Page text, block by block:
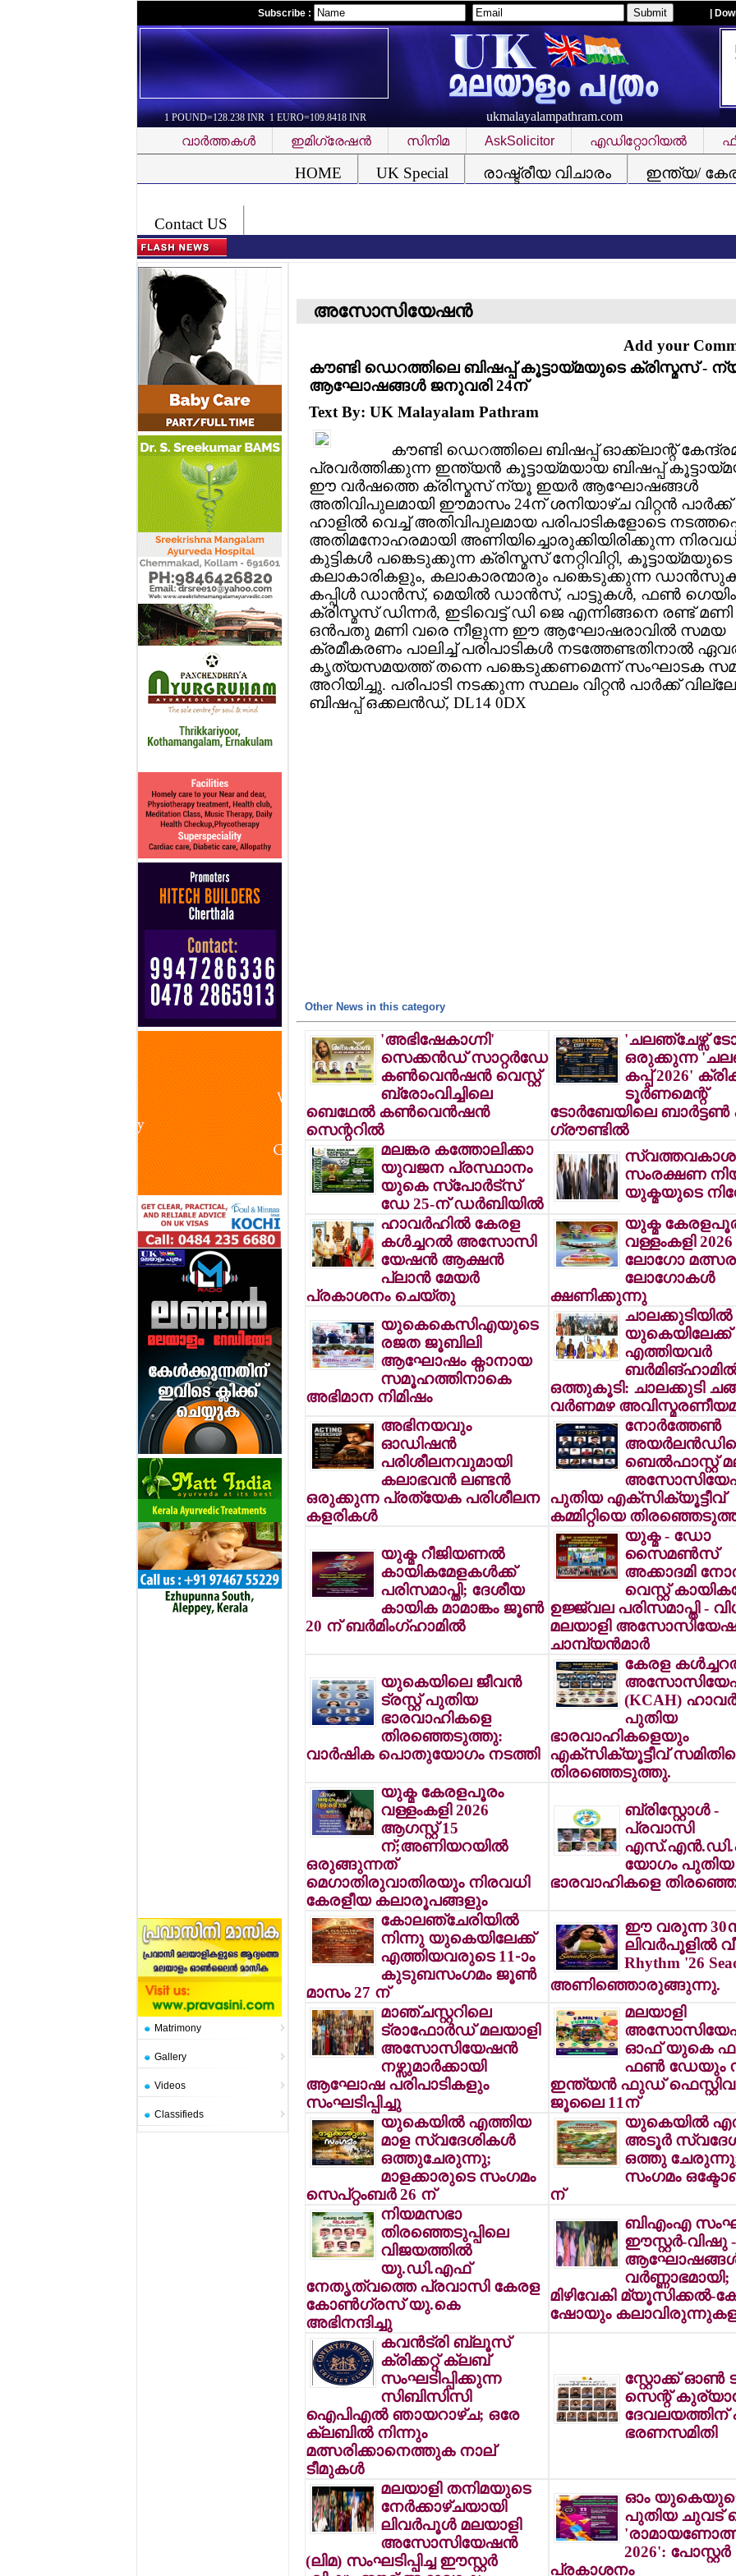
Subscribe : |
1 POUND=128.238 INR 1 EURO=109.8418 INR ukmalayalampathram.com
വാര്‍ത്തകള്‍ ഇമിഗ്രേഷന്‍ സിനിമ AskSolicitor എഡിറ്റോറിയല്‍
HOME UK Special രാഷ്ട്രീയ വിചാരം
ഇന്ത്യ/
Contact US
Matrimony
Gallery
Videos
Classifieds
അസോസിയേഷന്‍
Add your
കൗണ്ടി ഡെറത്തിലെ ബിഷപ്പ് കൂട്ടായ്മയുടെ ക്രിസ്മസ് -
ആഘോഷങ്ങള്‍ ജനുവരി 24ന്
Text By: UK Malayalam Pathram
കൗണ്ടി ഡെറത്തിലെ ബിഷപ്പ് ഓക്ക്‌ലാന്റ്
പ്രവര്‍ത്തിക്കുന്ന ഇന്ത്യന്‍ കൂട്ടായ്മയായ ബിഷപ്പ്
ഈ വര്‍ഷത്തെ ക്രിസ്മസ് ന്യൂ ഇയര്‍ ആഘോഷങ്ങള്‍
അതിവിപുലമായി ഈമാസം 24ന് ശനിയാഴ്ച വിറ്റന്‍ പാര്‍ക്ക്
ഹാളില്‍ വെച്ച് അതിവിപുലമായ പരിപാടികളോടെ
അതിമനോഹരമായി അണിയിച്ചൊരുക്കിയിരിക്കുന്ന
കുട്ടികള്‍ പങ്കെടുക്കുന്ന ക്രിസ്മസ് നേറ്റിവിറ്റി, കൂട്ടായ്മയുടെ
കലാകാരികളും, കലാകാരന്മാരും പങ്കെടുക്കുന്ന
കപ്പിള്‍ ഡാന്‍സ്, മെയില്‍ ഡാന്‍സ്, പാട്ടുകള്‍, ഫണ്‍
ക്രിസ്മസ് ഡിന്നര്‍, ഇടിവെട്ട് ഡി ജെ എന്നിങ്ങനെ രണ്ട്
ഒന്‍പതു മണി വരെ നീളുന്ന ഈ ആഘോഷരാവില്‍ സമയ
ക്രമീകരണം പാലിച്ച് പരിപാടികള്‍ നടത്തേണ്ടതിനാല്‍
കൃത്യസമയത്ത് തന്നെ പങ്കെടുക്കണമെന്ന് സംഘാടക
അറിയിച്ചു. പരിപാടി നടക്കുന്ന സ്ഥലം വിറ്റന്‍ പാര്‍ക്ക്
ബിഷപ്പ് ഒക്കലന്‍ഡ്, DL14 0DX
Other News in this category
'അഭിഷേകാഗ്നി'
സെക്കന്‍ഡ് സാറ്റര്‍ഡേ
കണ്‍വെന്‍ഷന്‍ വെസ്റ്റ്
ബ്രോംവിച്ചിലെ
ബെഥേല്‍ കണ്‍വെന്‍ഷന്‍
സെന്ററില്‍
'ചലഞ്ചേഴ്സ്
ഒരുക്കുന്ന
കപ്പ് 2026'
ടൂര്‍ണമെന്റ്
ടോര്‍ബേയിലെ ബാര്‍ട്ടണ്‍
ഗ്രൗണ്ടില്‍
മലങ്കര കത്തോലിക്കാ
യുവജന പ്രസ്ഥാനം
യുകെ സ്പോര്‍ട്സ്
ഡേ 25-ന് ഡര്‍ബിയില്‍
സ്വത്തവകാശ
സംരക്ഷണ
യുക്മയുടെ
ഹാവര്‍ഹില്‍ കേരള
കള്‍ച്ചറല്‍ അസോസി
യേഷന്‍ ആക്ഷന്‍
പ്ലാന്‍ മേയര്‍
പ്രകാശനം ചെയ്തു
യുക്മ
വള്ളംകളി 2026
ലോഗോ
ലോഗോകള്‍
ക്ഷണിക്കുന്നു
യുകെകെസിഎയുടെ
രജത ജൂബിലി
ആഘോഷം ക്നാനായ
സമൂഹത്തിനാകെ
അഭിമാന നിമിഷം
ചാലക്കുടിയില്‍
യുകെയിലേക്ക്
എത്തിയവര്‍
ഒത്തുകൂടി: ചാലക്കുടി
വര്‍ണമഴ
അഭിനയവും
ഓഡിഷന്‍
പരിശീലനവുമായി
കലാഭവന്‍ ലണ്ടന്‍
ഒരുക്കുന്ന പ്രത്യേക പരിശീലന
കളരികള്‍
നോര്‍ത്തേണ്‍
ബെല്‍ഫാസ്റ്റ്
പുതിയ എക്സിക്യൂട്ടീവ്
കമ്മിറ്റിയെ
യുക്മ റീജിയണല്‍
കായികമേളകള്‍ക്ക്
പരിസമാപ്തി; ദേശീയ
കായിക മാമാങ്കം ജൂണ്‍
20 ന് ബര്‍മിംഗ്ഹാമില്‍
യുക്മ - ഡോ
സൈമണ്‍സ്
അക്കാദമി
വെസ്റ്റ്
ഉജ്ജ്വല പരിസമാപ്തി -
മലയാളി
ചാമ്പ്യന്‍മാര്‍
യുകെയിലെ ജീവന്‍
ട്രസ്റ്റ് പുതിയ
ഭാരവാഹികളെ
തിരഞ്ഞെടുത്തു:
വാര്‍ഷിക പൊതുയോഗം നടത്തി
കേരള
(KCAH)
പുതിയ
ഭാരവാഹികളെയും
എക്സിക്യൂട്ടീവ്
തിരഞ്ഞെടുത്തു.
യുക്മ കേരളപൂരം
വള്ളംകളി 2026
ആഗസ്റ്റ് 15
ന്;അണിയറയില്‍
ഒരുങ്ങുന്നത്
മെഗാതിരുവാതിരയും നിരവധി
കേരളീയ കലാരൂപങ്ങളും
ബ്രിസ്റ്റോള്‍ -
പ്രവാസി
യോഗം പുതിയ
ഭാരവാഹികളെ
കോലഞ്ചേരിയില്‍
നിന്നു യുകെയിലേക്ക്
എത്തിയവരുടെ 11-ാം
കുടുബസംഗമം ജൂണ്‍
മാസം 27 ന്
ഈ വരുന്ന
ലിവര്‍പൂളില്‍
Rhythm '26
അണിഞ്ഞൊരുങ്ങുന്നു.
മാഞ്ചസ്റ്ററിലെ
ട്രാഫോര്‍ഡ് മലയാളി
അസോസിയേഷന്‍
നഴ്സുമാര്‍ക്കായി
ആഘോഷ പരിപാടികളും
സംഘടിപ്പിച്ചു
മലയാളി
ഓഫ് യുകെ
ഫണ്‍ ഡേയും
ഇന്ത്യന്‍ ഫുഡ്
ജൂലൈ 11ന്
യുകെയില്‍ എത്തിയ
മാള സ്വദേശികള്‍
ഒത്തുചേരുന്നു;
മാളക്കാരുടെ സംഗമം
സെപ്റ്റംബര്‍ 26 ന്
യുകെയില്‍
അടൂര്‍
ഒത്തു
സംഗമം
ന്
നിയമസഭാ
തിരഞ്ഞെടുപ്പിലെ
വിജയത്തില്‍
യു.ഡി.എഫ്
നേതൃത്വത്തെ പ്രവാസി കേരള
കോണ്‍ഗ്രസ് യു.കെ
അഭിനന്ദിച്ചു
ബിഎംഎ
ഈസ്റ്റര്‍-
വര്‍ണ്ണാഭമായി;
മിഴിവേകി മ്യൂസിക്കല്‍-
ഷോയും
കവന്‍ട്രി ബ്ലൂസ്
ക്രിക്കറ്റ് ക്ലബ്
സംഘടിപ്പിക്കുന്ന
സിബിസിസി
ഐപിഎല്‍ ഞായറാഴ്ച; ഒരേ
ക്ലബില്‍ നിന്നും
മത്സരിക്കാനെത്തുക നാല്
ടീമുകള്‍
സ്റ്റോക്ക് ഓണ്‍
സെന്റ്
ദേവലയത്തിന്
ഭരണസമിതി
മലയാളി തനിമയുടെ
നേര്‍ക്കാഴ്ചയായി
ലിവര്‍പൂള്‍ മലയാളി
അസോസിയേഷന്‍
(ലിമ) സംഘടിപ്പിച്ച ഈസ്റ്റര്‍
ഓം
പുതിയ ചുവട്
2026': പോസ്റ്റര്‍
പ്രകാശനം